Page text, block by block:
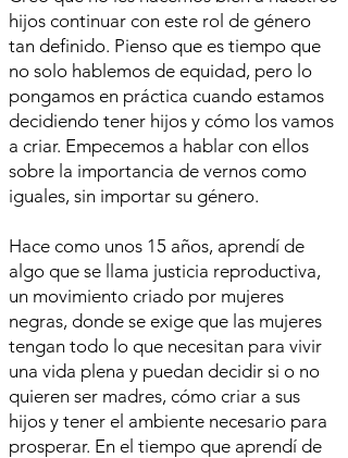
hijos continuar con este rol de género
tan definido. Pienso que es tiempo que
no solo hablemos de equidad, pero lo
pongamos en práctica cuando estamos
decidiendo tener hijos y cómo los vamos
a criar. Empecemos a hablar con ellos
sobre la importancia de vernos como
iguales, sin importar su género.
Hace como unos 15 años, aprendí de
algo que se llama justicia reproductiva,
un movimiento criado por mujeres
negras, donde se exige que las mujeres
tengan todo lo que necesitan para vivir
una vida plena y puedan decidir si o no
quieren ser madres, cómo criar a sus
hijos y tener el ambiente necesario para
prosperar. En el tiempo que aprendí de